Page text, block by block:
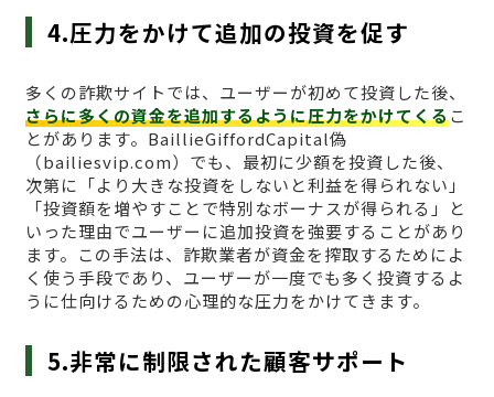
4.圧力をかけて追加の投資を促す
多くの詐欺サイトでは、ユーザーが初めて投資した後、
さらに多くの資金を追加するように圧力をかけてくるこ
とがあります。BaillieGiffordCapital偽
（bailiesvip.com）でも、最初に少額を投資した後、
次第に「より大きな投資をしないと利益を得られない」
「投資額を増やすことで特別なボーナスが得られる」と
いった理由でユーザーに追加投資を強要することがあり
ます。この手法は、詐欺業者が資金を搾取するためによ
く使う手段であり、ユーザーが一度でも多く投資するよ
うに仕向けるための心理的な圧力をかけてきます。
5.非常に制限された顧客サポート